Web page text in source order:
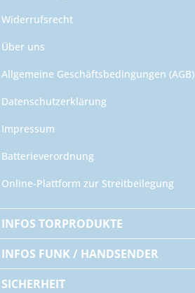
Widerrufsrecht
Über uns
Allgemeine Geschäftsbedingungen (AGB)
Datenschutzerklärung
Impressum
Batterieverordnung
Online-Plattform zur Streitbeilegung
INFOS TORPRODUKTE
INFOS FUNK / HANDSENDER
SICHERHEIT